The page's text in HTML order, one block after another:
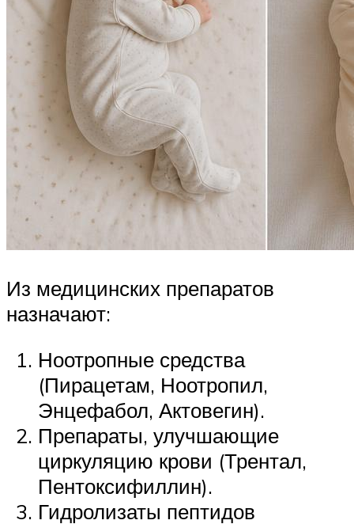
Из медицинских препаратов
назначают:
Ноотропные средства
(Пирацетам, Ноотропил,
Энцефабол, Актовегин).
Препараты, улучшающие
циркуляцию крови (Трентал,
Пентоксифиллин).
Гидролизаты пептидов